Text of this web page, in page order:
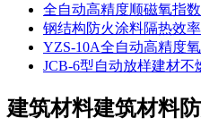
全自动高精度顺磁氧指
钢结构防火涂料隔热效
YZS-10A全自动高精度
JCB-6型自动放样建材不
建筑材料建筑材料